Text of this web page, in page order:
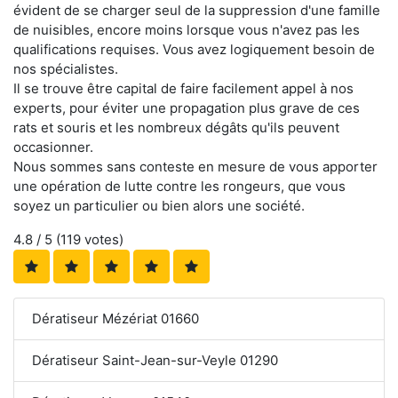
évident de se charger seul de la suppression d'une famille
de nuisibles, encore moins lorsque vous n'avez pas les
qualifications requises. Vous avez logiquement besoin de
nos spécialistes.
Il se trouve être capital de faire facilement appel à nos
experts, pour éviter une propagation plus grave de ces
rats et souris et les nombreux dégâts qu'ils peuvent
occasionner.
Nous sommes sans conteste en mesure de vous apporter
une opération de lutte contre les rongeurs, que vous
soyez un particulier ou bien alors une société.
4.8 / 5 (119 votes)
Dératiseur Mézériat 01660
Dératiseur Saint-Jean-sur-Veyle 01290